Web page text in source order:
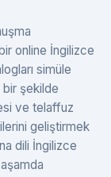
online İngilizce
simüle
şekilde
ve telaffuz
geliştirmek
dili İngilizce